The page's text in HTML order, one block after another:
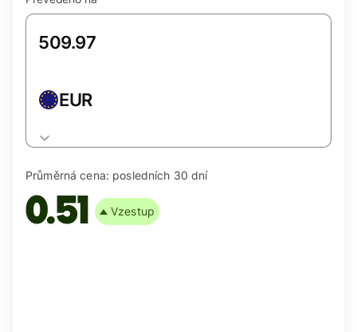
EUR
Průměrná cena: posledních 30 dní
0.51 Vzestup